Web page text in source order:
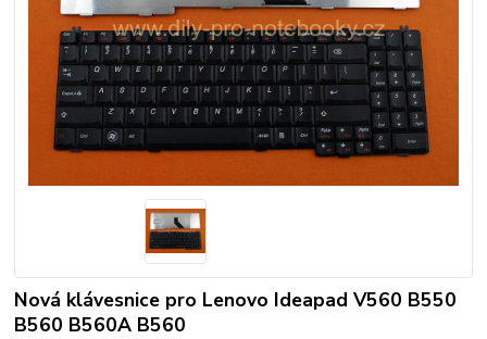
Nová klávesnice pro Lenovo Ideapad V560 B550
B560 B560A B560